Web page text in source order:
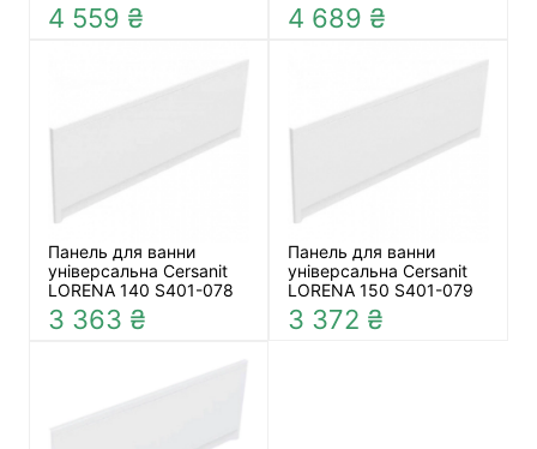
4 559 ₴ 4 689 ₴
Панель для ванни
універсальна Cersanit
LORENA 140 S401-078
3 363 ₴
Панель для ванни
універсальна Cersanit
LORENA 150 S401-079
3 372 ₴